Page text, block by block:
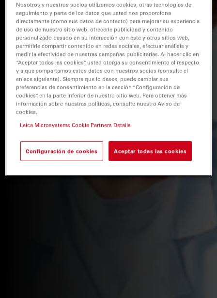
Nosotros y nuestros socios utilizamos cookies, otras tecnologías de
seguimiento y parte de los datos que usted nos proporciona
directamente (como sus datos de contacto) para mejorar su experiencia
de uso de nuestro sitio web, ofrecerle publicidad y contenido
personalizado basado en su interacción con este y otros sitios web,
permitirle compartir contenido en redes sociales, efectuar análisis y
medir la efectividad de nuestras campañas publicitarias. Al hacer clic en
“Aceptar todas las cookies”, usted otorga su consentimiento al respecto
y a que compartamos estos datos con nuestros socios (consulte el
enlace siguiente). Siempre que lo desee, puede cambiar sus
preferencias de consentimiento en la sección “Configuración de
cookies”, en la parte inferior de nuestro sitio web. Para obtener más
información sobre nuestras políticas, consulte nuestro Aviso de
cookies.
Leica Microsystems Cookie Partners Details
Configuración de cookies Aceptar todas las cookies